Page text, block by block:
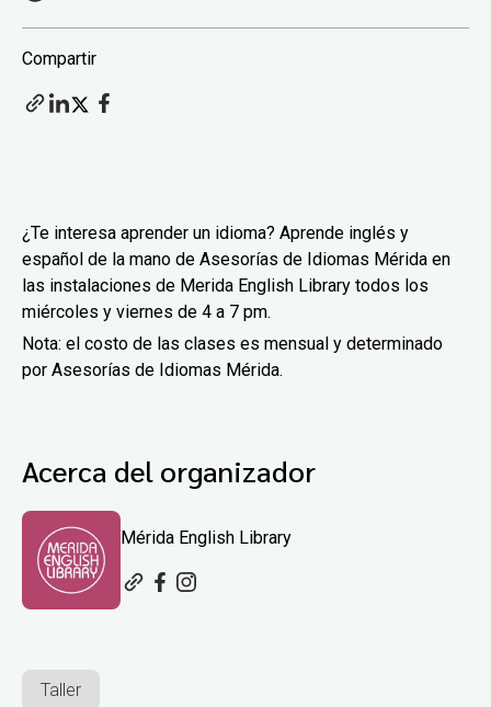
Compartir
¿Te interesa aprender un idioma? Aprende inglés y
español de la mano de Asesorías de Idiomas Mérida en
las instalaciones de Merida English Library todos los
miércoles y viernes de 4 a 7 pm.
Nota: el costo de las clases es mensual y determinado
por Asesorías de Idiomas Mérida.
Acerca del organizador
Mérida English Library
Taller